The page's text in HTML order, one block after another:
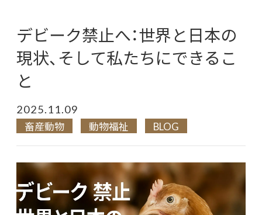
デビーク禁止へ：世界と日本の
現状、そして私たちにできるこ
と
2025.11.09
畜産動物 動物福祉 BLOG